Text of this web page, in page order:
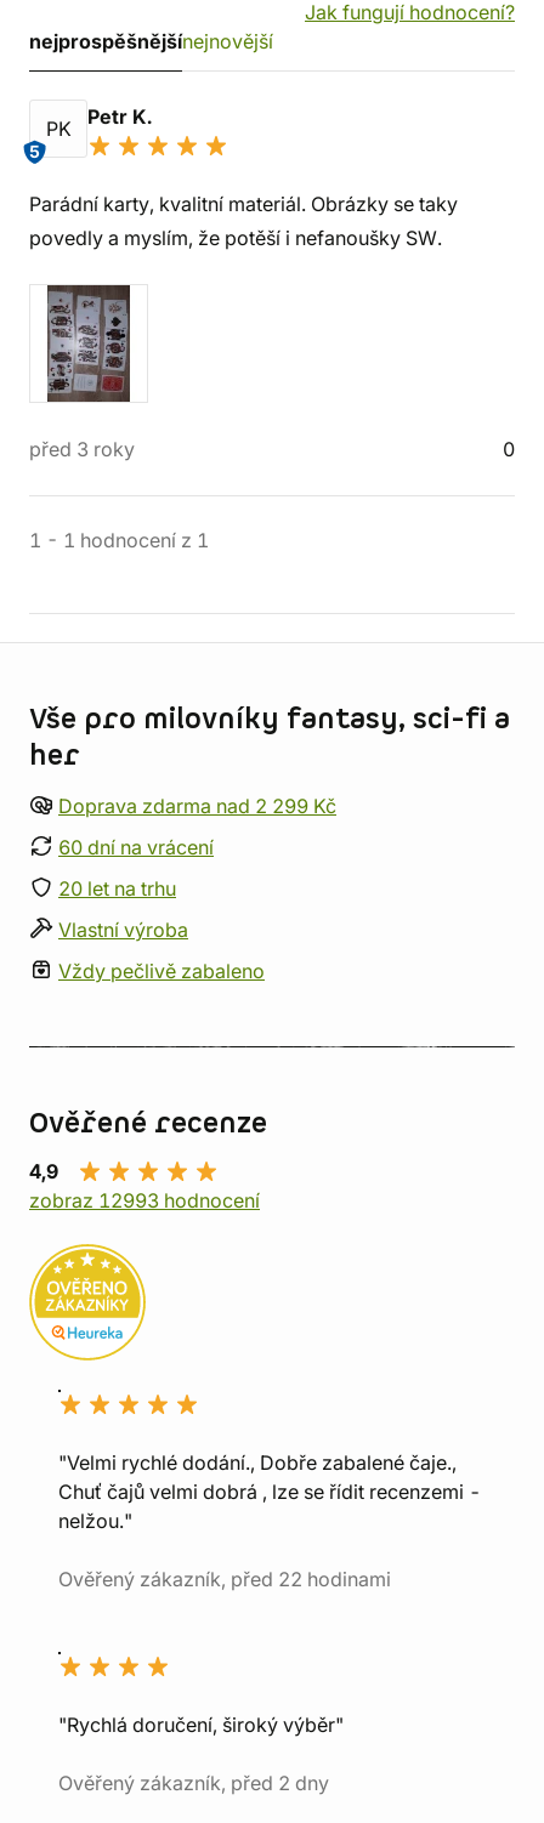
Jak fungují hodnocení?
nejprospěšnějšínejnovější
PK
5
Petr K.
Parádní karty, kvalitní materiál. Obrázky se taky
povedly a myslím, že potěší i nefanoušky SW.
před 3 roky 0
1 - 1 hodnocení z 1
Vše pro milovníky fantasy, sci-fi a
her
Doprava zdarma nad 2 299 Kč
60 dní na vrácení
20 let na trhu
Vlastní výroba
Vždy pečlivě zabaleno
Ověřené recenze
4,9
zobraz 12993 hodnocení
"Velmi rychlé dodání., Dobře zabalené čaje.,
Chuť čajů velmi dobrá , lze se řídit recenzemi -
nelžou."
Ověřený zákazník, před 22 hodinami
"Rychlá doručení, široký výběr"
Ověřený zákazník, před 2 dny